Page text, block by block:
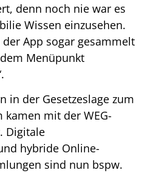
denn noch nie war es
Wissen einzusehen.
App sogar gesammelt
Menüpunkt
in der Gesetzeslage zum
mit der WEG-
Digitale
hybride Online-
sind nun bspw.